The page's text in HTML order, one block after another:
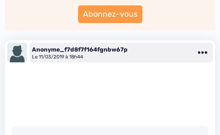
Abonnez-vous
Anonyme_f7d8f7f164fgnbw67p
Le 11/03/2019 à 18h44